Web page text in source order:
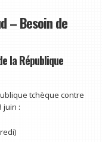
– Besoin de
la République
tchèque contre
juin :